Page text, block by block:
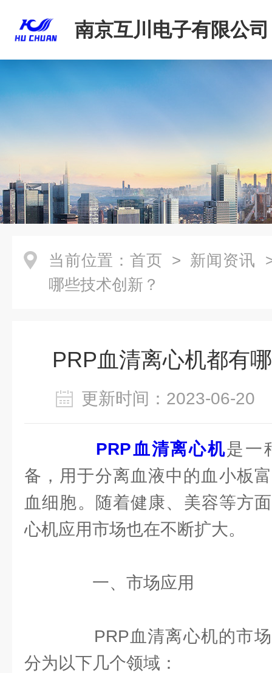
南京互川电子有限公司
当前位置： 首页 > 新闻资讯
哪些技术创新？
PRP血清离心机都有
更新时间：2023-06-
PRP血清离心机是一
备，用于分离血液中的血小板
血细胞。随着健康、美容等方
心机应用市场也在不断扩大。
一、市场应用
PRP血清离心机的市场
分为以下几个领域：